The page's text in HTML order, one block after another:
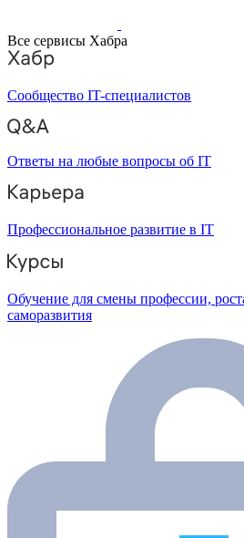
Все сервисы Хабра
Сообщество IT-специалистов
Ответы на любые вопросы об IT
Профессиональное развитие в IT
Обучение для смены профессии,
саморазвития